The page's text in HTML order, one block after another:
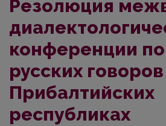
Резолюция
конференции
русских
Прибалтийских
республиках